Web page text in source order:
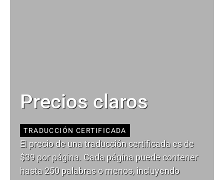
Precios claros
TRADUCCIÓN CERTIFICADA
El precio de una traducción certificada es de
$39 por página. Cada página puede contener
hasta 250 palabras o menos, incluyendo